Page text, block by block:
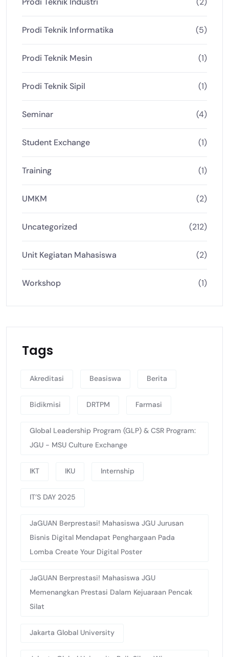
Prodi Teknik Informatika (5)
Prodi Teknik Mesin (1)
Prodi Teknik Sipil (1)
Seminar (4)
Student Exchange (1)
Training (1)
UMKM (2)
Uncategorized (212)
Unit Kegiatan Mahasiswa (2)
Workshop (1)
Tags
Akreditasi Beasiswa Berita
Bidikmisi DRTPM Farmasi
Global Leadership Program (GLP) & CSR Program:
JGU - MSU Culture Exchange
IKT IKU Internship
IT’S DAY 2025
JaGUAN Berprestasi! Mahasiswa JGU Jurusan
Bisnis Digital Mendapat Penghargaan Pada
Lomba Create Your Digital Poster
JaGUAN Berprestasi! Mahasiswa JGU
Memenangkan Prestasi Dalam Kejuaraan Pencak
Silat
Jakarta Global University